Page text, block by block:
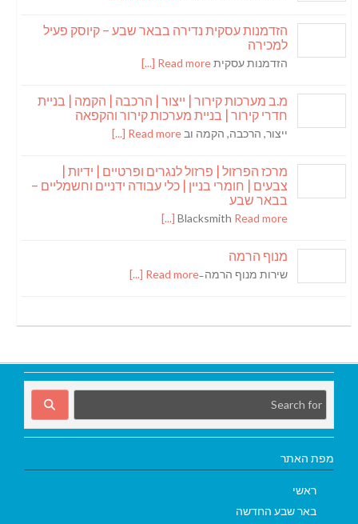
הזדמנות עסקית נדירה בבאר שבע – קיוסק פעיל
למכירה
הזדמנות עסקיתRead more [...]
מ.ב מערכות קירור | ייצור | הרכבה | הקמה | בניית
חדרי קירור | בניית מערכות קירור והקפאה
ייצור, הרכבה, הקמה וב Read more [...]
מרכז הפרזול | פרזול לנגרים ופרטיים | ידיות |
צבעים | חומרי בניין | כלי עבודה ידניים וחשמליים –
בבאר שבע
Blacksmith Read more [...]
מנוף הרמה
שירות מנוף הרמה ̵Read more [...]
מפת האתר
ראשי
באר שבע החדשה